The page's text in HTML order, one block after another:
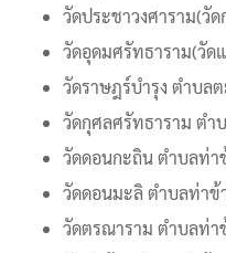
วัดประชาวงศาราม(วั
วัดอุดมศรัทธาราม(วัด
วัดราษฎร์บำรุง ตำบล
วัดกุศลศรัทธาราม ตำ
วัดดอนกะถิน ตำบลท่า
วัดดอนมะลิ ตำบลท่าข้
วัดตรณาราม ตำบลท่า